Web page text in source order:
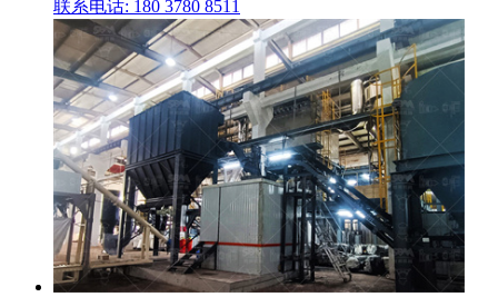
联系电话: 180 3780 8511